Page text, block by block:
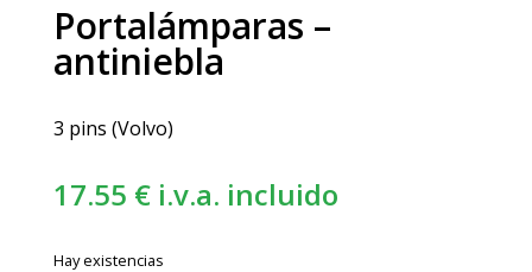
Portalámparas –
antiniebla
3 pins (Volvo)
17.55 € i.v.a. incluido
Hay existencias